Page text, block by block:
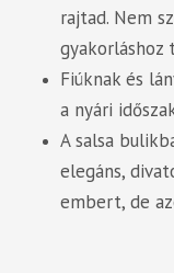
rajtad. Nem
gyakorláshoz
Fiúknak és
a nyári
A salsa
elegáns,
embert, de